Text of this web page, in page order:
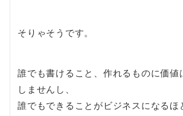
そりゃそうです。
誰でも書けること、作れるものに価値
しませんし、
誰でもできることがビジネスになるほ